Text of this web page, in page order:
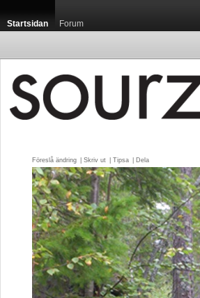
Startsidan Forum
Föreslå ändring Skriv ut Tipsa Dela